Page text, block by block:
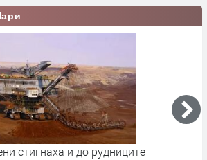
стигнаха и до рудниците